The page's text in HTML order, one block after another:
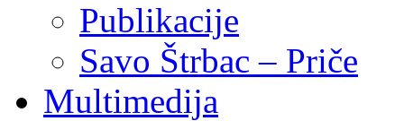
Publikacije
Savo Štrbac – Priče
Multimedija